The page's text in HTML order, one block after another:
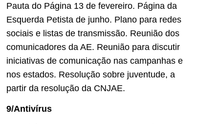
Pauta do Página 13 de fevereiro. Página da
Esquerda Petista de junho. Plano para redes
sociais e listas de transmissão. Reunião dos
comunicadores da AE. Reunião para discutir
iniciativas de comunicação nas campanhas e
nos estados. Resolução sobre juventude, a
partir da resolução da CNJAE.
9/Antivírus